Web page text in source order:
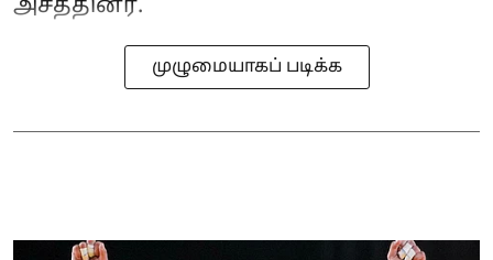
அசத்தினர்.
முழுமையாகப் படிக்க